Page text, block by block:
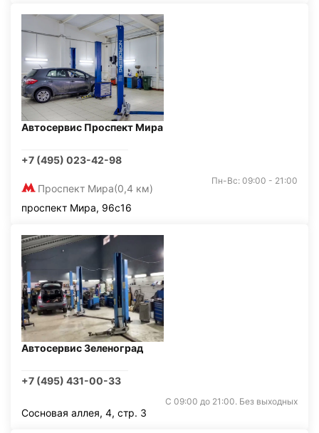
Автосервис Проспект Мира
+7 (495) 023-42-98
Проспект Мира(0,4 км)
Пн-Вс: 09:00 - 21:00
проспект Мира, 96с16
Автосервис Зеленоград
+7 (495) 431-00-33
С 09:00 до 21:00. Без выходных
Сосновая аллея, 4, стр. 3